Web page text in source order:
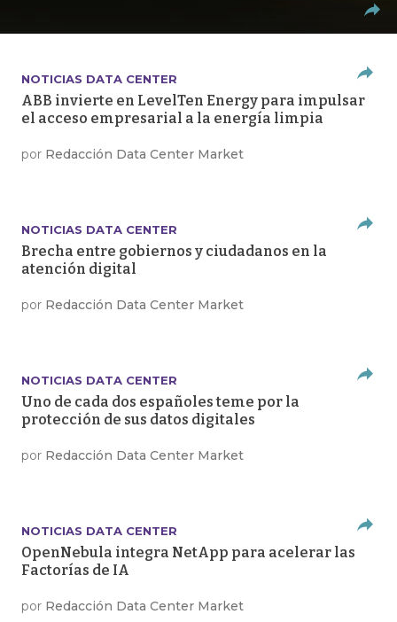
NOTICIAS DATA CENTER
ABB invierte en LevelTen Energy para impulsar
el acceso empresarial a la energía limpia
por Redacción Data Center Market
NOTICIAS DATA CENTER
Brecha entre gobiernos y ciudadanos en la
atención digital
por Redacción Data Center Market
NOTICIAS DATA CENTER
Uno de cada dos españoles teme por la
protección de sus datos digitales
por Redacción Data Center Market
NOTICIAS DATA CENTER
OpenNebula integra NetApp para acelerar las
Factorías de IA
por Redacción Data Center Market